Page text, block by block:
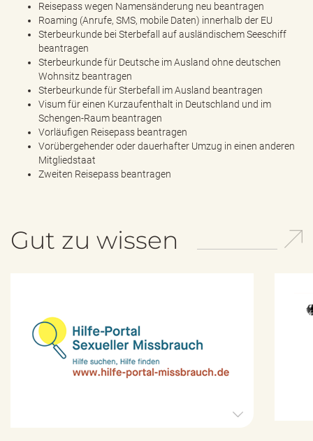
Reisepass wegen Namensänderung neu beantragen
Roaming (Anrufe, SMS, mobile Daten) innerhalb der EU
Sterbeurkunde bei Sterbefall auf ausländischem Seeschiff
beantragen
Sterbeurkunde für Deutsche im Ausland ohne deutschen
Wohnsitz beantragen
Sterbeurkunde für Sterbefall im Ausland beantragen
Visum für einen Kurzaufenthalt in Deutschland und im
Schengen-Raum beantragen
Vorläufigen Reisepass beantragen
Vorübergehender oder dauerhafter Umzug in einen anderen
Mitgliedstaat
Zweiten Reisepass beantragen
Gut zu wissen